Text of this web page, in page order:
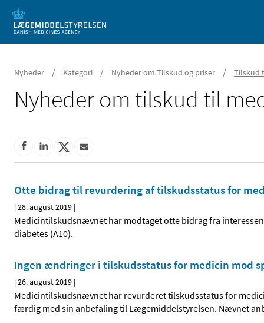
Mobil visning
Nyheder / Kategori / Nyheder om Tilskud og priser / Tilskud
Nyheder om tilskud til
Otte bidrag til revurdering af tilskudsstatus for
|28. august 2019 |
Medicintilskudsnævnet har modtaget otte bidrag fra
diabetes (A10).
Ingen ændringer i tilskudsstatus for medicin mod
|26. august 2019 |
Medicintilskudsnævnet har revurderet tilskudsstatus for
færdig med sin anbefaling til Lægemiddelstyrelsen. Nævnet